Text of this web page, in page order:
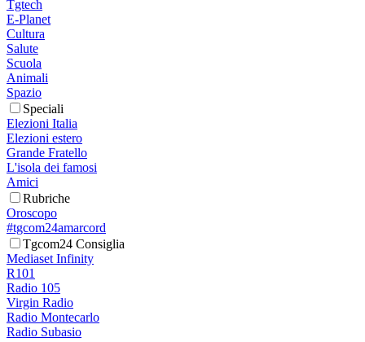
Tgtech
E-Planet
Cultura
Salute
Scuola
Animali
Spazio
Speciali
Elezioni Italia
Elezioni estero
Grande Fratello
L'isola dei famosi
Amici
Rubriche
Oroscopo
#tgcom24amarcord
Tgcom24 Consiglia
Mediaset Infinity
R101
Radio 105
Virgin Radio
Radio Montecarlo
Radio Subasio